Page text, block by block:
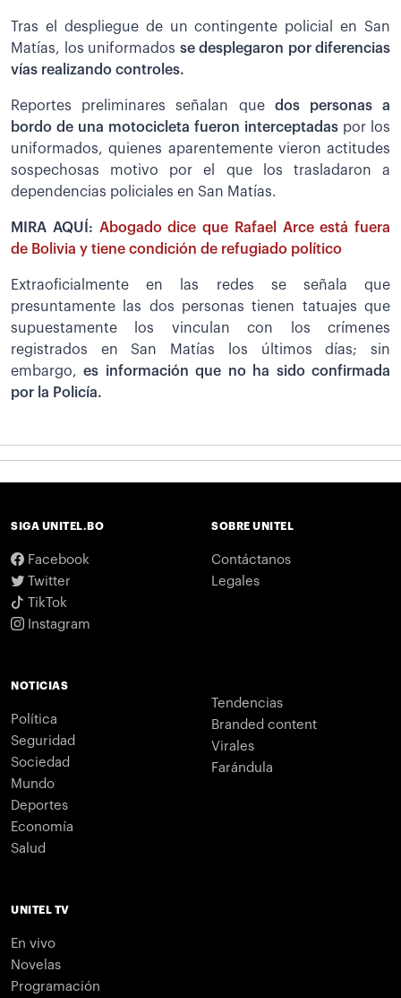
Tras el despliegue de un contingente policial en San
Matías, los uniformados se desplegaron por diferencias
vías realizando controles.
Reportes preliminares señalan que dos personas a
bordo de una motocicleta fueron interceptadas por los
uniformados, quienes aparentemente vieron actitudes
sospechosas motivo por el que los trasladaron a
dependencias policiales en San Matías.
MIRA AQUÍ: Abogado dice que Rafael Arce está fuera
de Bolivia y tiene condición de refugiado político
Extraoficialmente en las redes se señala que
presuntamente las dos personas tienen tatuajes que
supuestamente los vinculan con los crímenes
registrados en San Matías los últimos días; sin
embargo,es información que no ha sido confirmada
por la Policía.
SIGA UNITEL.BO
Facebook
Twitter
TikTok
Instagram
SOBRE UNITEL
Contáctanos
Legales
NOTICIAS
Política
Seguridad
Sociedad
Mundo
Deportes
Economía
Salud
Tendencias
Branded content
Virales
Farándula
UNITEL TV
En vivo
Novelas
Programación